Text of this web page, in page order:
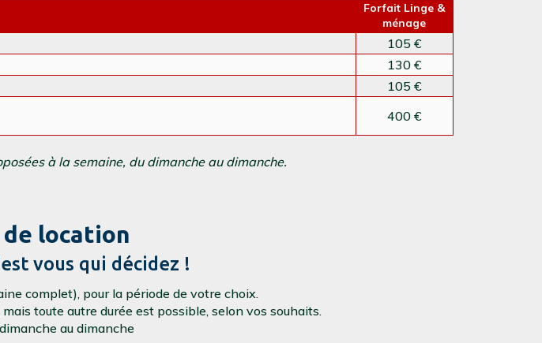
Forfait Linge &
ménage
105 €
130 €
105 €
400 €
à la semaine, du dimanche au dimanche.
location
vous qui décidez !
complet), pour la période de votre choix.
toute autre durée est possible, selon vos souhaits.
au dimanche